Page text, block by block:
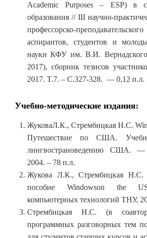
Academic Purposes – ESP) в
образования // III научно-
профессорско-
аспирантов, студентов и
науки КФУ им. В.И.
2017), сборник тезисов
2017. T.7. – С.327-328. — 0,12 п.л.
Учебно-методические издания:
ЖуковаЛ.К., Стрембицкая Н.С.
Путешествие по США.
лингвострановедению США.
2004. – 78 п.л.
Жукова Л.К., Стрембицкая Н.С.
пособие Windowson the
компьютерных технологий ТНУ,
Стрембицкая Н.С. (в
программных разговорных тем